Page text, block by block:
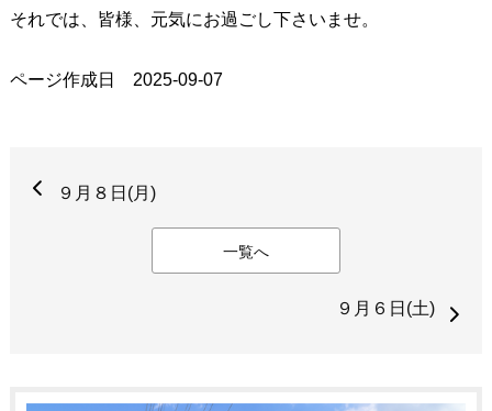
それでは、皆様、元気にお過ごし下さいませ。
ページ作成日 2025-09-07
９月８日(月)
一覧へ
９月６日(土)